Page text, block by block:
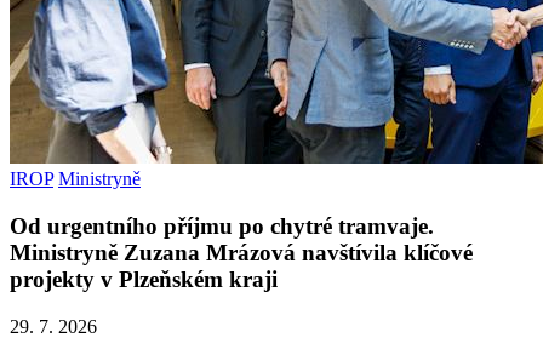
IROP Ministryně
Od urgentního příjmu po chytré tramvaje.
Ministryně Zuzana Mrázová navštívila klíčové
projekty v Plzeňském kraji
29. 7. 2026